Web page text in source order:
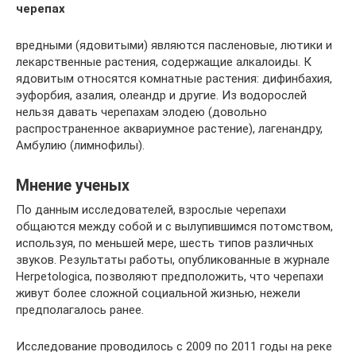
черепах
вредными (ядовитыми) являются пасленовые, лютики и
лекарственные растения, содержащие алкалоиды. К
ядовитым относятся комнатные растения: дифинбахия,
эуфорбия, азалия, олеандр и другие. Из водорослей
нельзя давать черепахам элодею (довольно
распространенное аквариумное растение), лагенандру,
Амбулию (лимнофилы).
Мнение ученых
По данным исследователей, взрослые черепахи
общаются между собой и с вылупившимся потомством,
используя, по меньшей мере, шесть типов различных
звуков. Результаты работы, опубликованные в журнале
Herpetologica, позволяют предположить, что черепахи
живут более сложной социальной жизнью, нежели
предполагалось ранее.
Исследование проводилось с 2009 по 2011 годы на реке